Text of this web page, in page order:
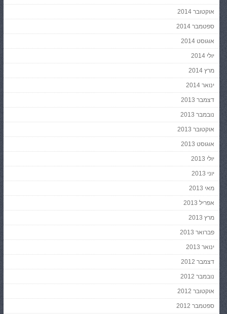
אוקטובר 2014
ספטמבר 2014
אוגוסט 2014
יולי 2014
מרץ 2014
ינואר 2014
דצמבר 2013
נובמבר 2013
אוקטובר 2013
אוגוסט 2013
יולי 2013
יוני 2013
מאי 2013
אפריל 2013
מרץ 2013
פברואר 2013
ינואר 2013
דצמבר 2012
נובמבר 2012
אוקטובר 2012
ספטמבר 2012